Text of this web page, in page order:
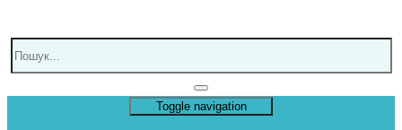
Toggle navigation